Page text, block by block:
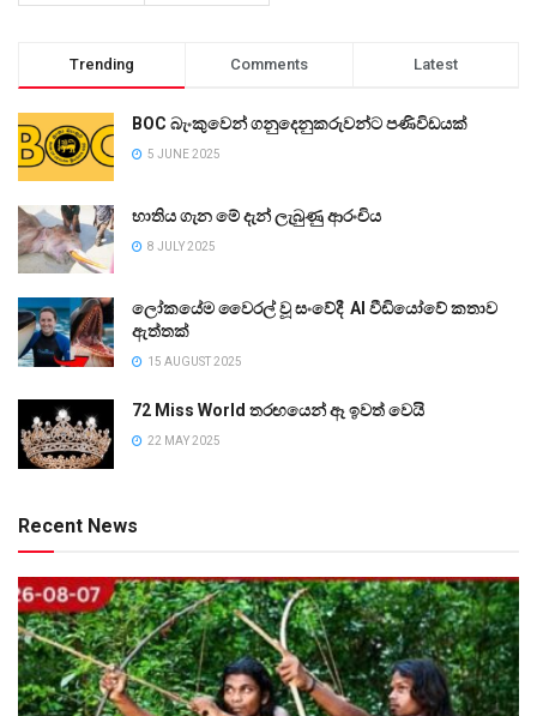
Trending Comments Latest
BOC බැංකුවෙන් ගනුදෙනුකරුවන්ට පණිවිඩයක්
5 JUNE 2025
භාතිය ගැන මේ දැන් ලැබුණු ආරංචිය
8 JULY 2025
ලෝකයේම වෛරල් වූ සංවේදී AI වීඩියෝවේ කතාව
ඇත්තක්
15 AUGUST 2025
72 Miss World තරඟයෙන් ඈ ඉවත් වෙයි
22 MAY 2025
Recent News